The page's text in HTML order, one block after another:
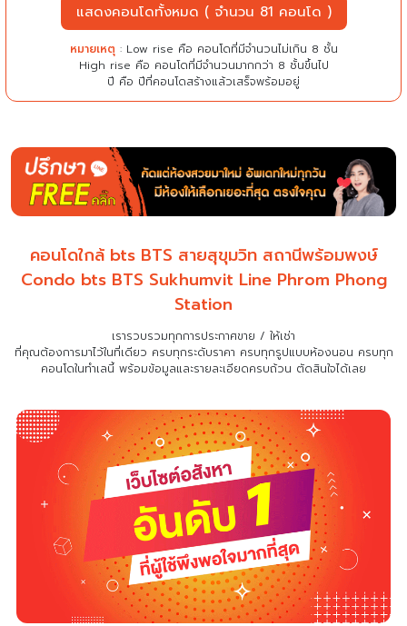
แสดงคอนโดทั้งหมด ( จำนวน 81 คอนโด )
หมายเหตุ : Low rise คือ คอนโดที่มีจำนวนไม่เกิน 8 ชั้น
High rise คือ คอนโดที่มีจำนวนมากกว่า 8 ชั้นขึ้นไป
ปี คือ ปีที่คอนโดสร้างแล้วเสร็จพร้อมอยู่
คอนโดใกล้ bts BTS สายสุขุมวิท สถานีพร้อมพงษ์
Condo bts BTS Sukhumvit Line Phrom Phong
Station
เรารวบรวมทุกการประกาศขาย / ให้เช่า
ที่คุณต้องการมาไว้ในที่เดียว ครบทุกระดับราคา ครบทุกรูปแบบห้องนอน ครบทุก
คอนโดในทำเลนี้ พร้อมข้อมูลและรายละเอียดครบถ้วน ตัดสินใจได้เลย